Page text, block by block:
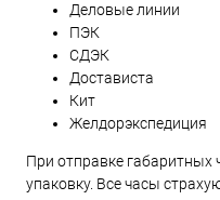
Деловые линии
ПЭК
СДЭК
Достависта
Кит
Желдорэкспедиция
При отправке габаритных
упаковку. Все часы